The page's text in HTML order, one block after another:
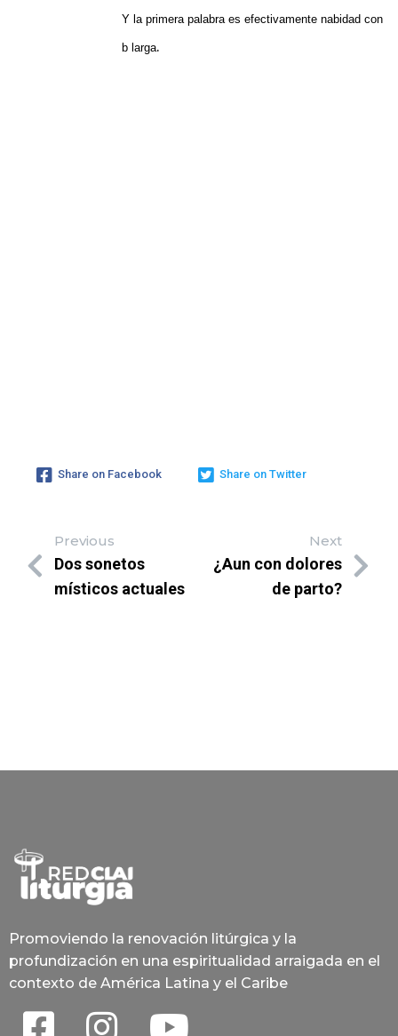
Y la primera palabra es efectivamente nabidad con
b larga.
Share on Facebook Share on Twitter
Previous
Dos sonetos
místicos actuales
Next
¿Aun con dolores
de parto?
Promoviendo la renovación litúrgica y la
profundización en una espiritualidad arraigada en el
contexto de América Latina y el Caribe